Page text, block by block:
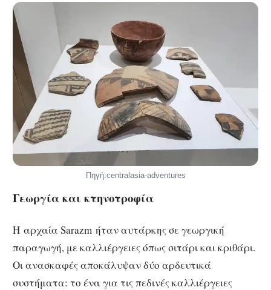
Πηγή:centralasia-adventures
Γεωργία και κτηνοτροφία
Η αρχαία Sarazm ήταν αυτάρκης σε γεωργική
παραγωγή, με καλλιέργειες όπως σιτάρι και κριθάρι.
Οι ανασκαφές αποκάλυψαν δύο αρδευτικά
συστήματα: το ένα για τις πεδινές καλλιέργειες